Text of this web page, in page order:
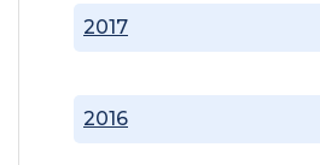
2016
2017